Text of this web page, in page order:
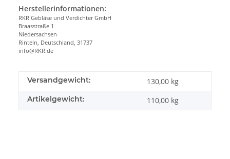
Herstellerinformationen:
RKR Gebläse und Verdichter GmbH
Braasstraße 1
Niedersachsen
Rinteln, Deutschland, 31737
info@RKR.de
Versandgewicht: 130,00 kg
Artikelgewicht: 110,00 kg